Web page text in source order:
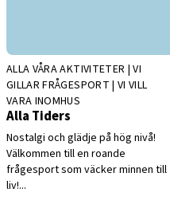
ALLA VÅRA AKTIVITETER | VI
GILLAR FRÅGESPORT | VI VILL
VARA INOMHUS
Alla Tiders
Nostalgi och glädje på hög nivå!
Välkommen till en roande
frågesport som väcker minnen till
liv!...